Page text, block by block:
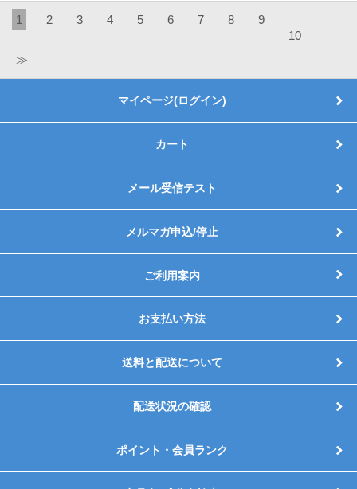
1 2 3 4 5 6 7 8
9
10
≫
マイページ(ログイン)
カート
メール受信テスト
メルマガ申込/停止
ご利用案内
お支払い方法
送料と配送について
配送状況の確認
ポイント・会員ランク